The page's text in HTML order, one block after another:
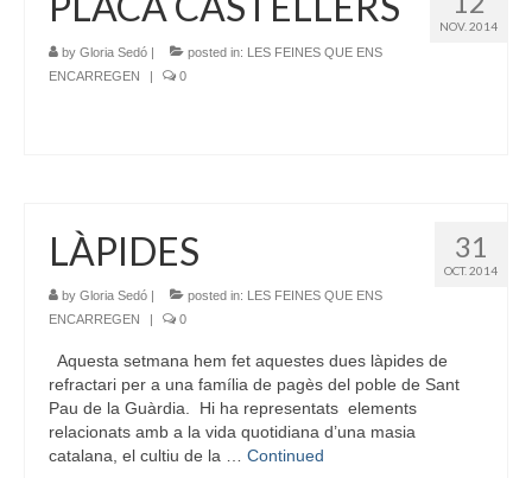
NOV. 2014
by Gloria Sedó | posted in: LES FEINES QUE ENS
ENCARREGEN
| 0
31
OCT. 2014
LÀPIDES
by Gloria Sedó | posted in: LES FEINES QUE ENS
ENCARREGEN
| 0
Aquesta setmana hem fet aquestes dues làpides de
refractari per a una família de pagès del poble de Sant
Pau de la Guàrdia. Hi ha representats elements
relacionats amb a la vida quotidiana d’una masia
catalana, el cultiu de la … Continued